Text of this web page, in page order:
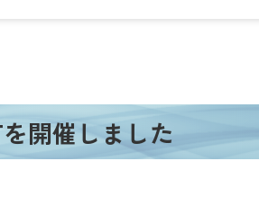
開催しました